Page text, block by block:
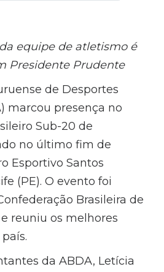
equipe de atletismo é
Presidente Prudente
de Desportes
marcou presença no
Sub-20 de
no último fim de
Esportivo Santos
(PE). O evento foi
Brasileira de
reuniu os melhores
da ABDA, Letícia